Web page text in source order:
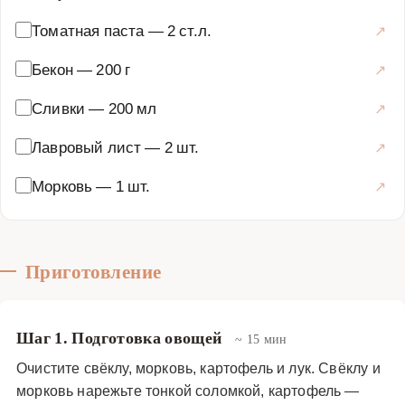
Томатная паста — 2 ст.л.
Бекон— 200 г
Сливки — 200 мл
Лавровый лист— 2 шт.
Морковь — 1 шт.
Приготовление
Шаг 1. Подготовка овощей ~ 15 мин
Очистите свёклу, морковь, картофель и лук. Свёклу и
морковь нарежьте тонкой соломкой, картофель —